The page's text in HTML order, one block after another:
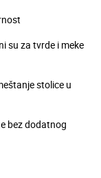
su za tvrde i meke
stolice u
bez dodatnog